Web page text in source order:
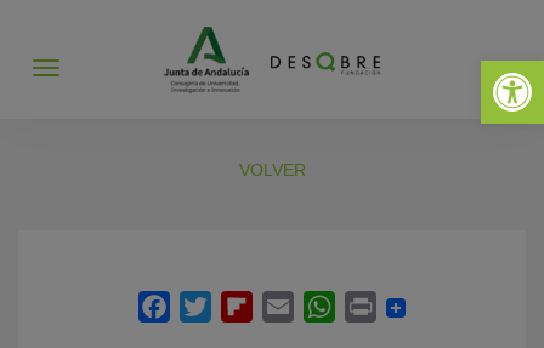
Abrir
Abrir
VOLVER